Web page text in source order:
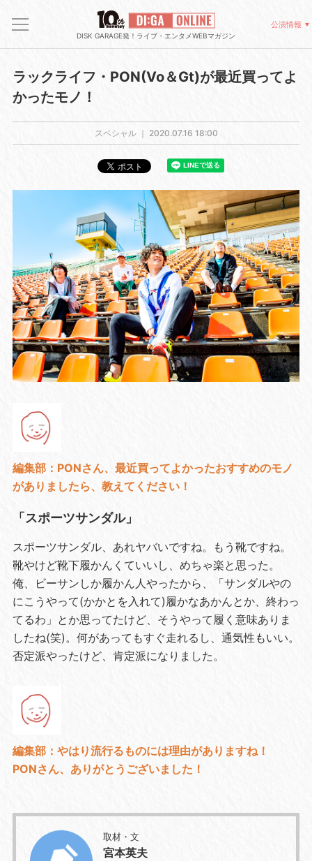
DISK GARAGE発！ライブ・エンタメWEBマガジン
公演情報
ラックライフ・PON(Vo＆Gt)が最近買ってよ
かったモノ！
スペシャル ｜ 2020.07.16 18:00
編集部：PONさん、最近買ってよかったおすすめのモノ
がありましたら、教えてください！
「スポーツサンダル」
スポーツサンダル、あれヤバいですね。もう靴ですね。
靴やけど靴下履かんくていいし、めちゃ楽と思った。
俺、ビーサンしか履かん人やったから、「サンダルやの
にこうやって(かかとを入れて)履かなあかんとか、終わっ
てるわ」とか思ってたけど、そうやって履く意味ありま
したね(笑)。何があってもすぐ走れるし、通気性もいい。
否定派やったけど、肯定派になりました。
編集部：やはり流行るものには理由がありますね！
PONさん、ありがとうございました！
取材・文
宮本英夫